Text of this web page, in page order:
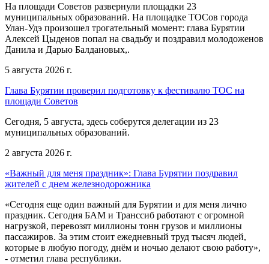
На площади Советов развернули площадки 23
муниципальных образований. На площадке ТОСов города
Улан-Удэ произошел трогательный момент: глава Бурятии
Алексей Цыденов попал на свадьбу и поздравил молодоженов
Данила и Дарью Балдановых,.
5 августа 2026 г.
Глава Бурятии проверил подготовку к фестивалю ТОС на
площади Советов
Сегодня, 5 августа, здесь соберутся делегации из 23
муниципальных образований.
2 августа 2026 г.
«Важный для меня праздник»: Глава Бурятии поздравил
жителей с днем железнодорожника
«Сегодня еще один важный для Бурятии и для меня лично
праздник. Сегодня БАМ и Транссиб работают с огромной
нагрузкой, перевозят миллионы тонн грузов и миллионы
пассажиров. За этим стоит ежедневный труд тысяч людей,
которые в любую погоду, днём и ночью делают свою работу»,
- отметил глава республики.